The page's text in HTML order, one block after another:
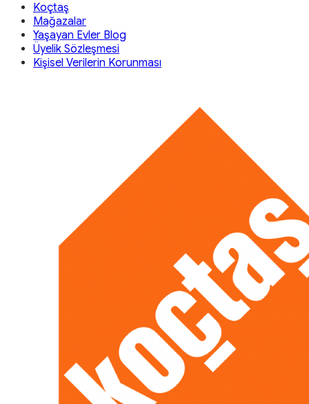
Koçtaş
Mağazalar
Yaşayan Evler Blog
Üyelik Sözleşmesi
Kişisel Verilerin Korunması